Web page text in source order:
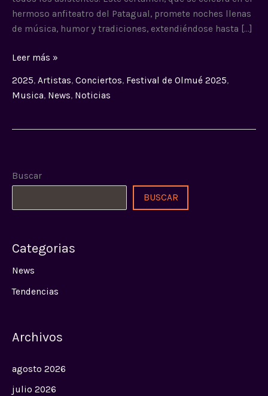
hermoso anfiteatro del Patagual, promete noches llenas
de música, humor y tradiciones, extendiéndose hasta […]
Leer más »
2025, Artistas, Conciertos, Festival de Olmué 2025,
Musica, News, Noticias
Buscar
BUSCAR
Categorias
News
Tendencias
Archivos
agosto 2026
julio 2026